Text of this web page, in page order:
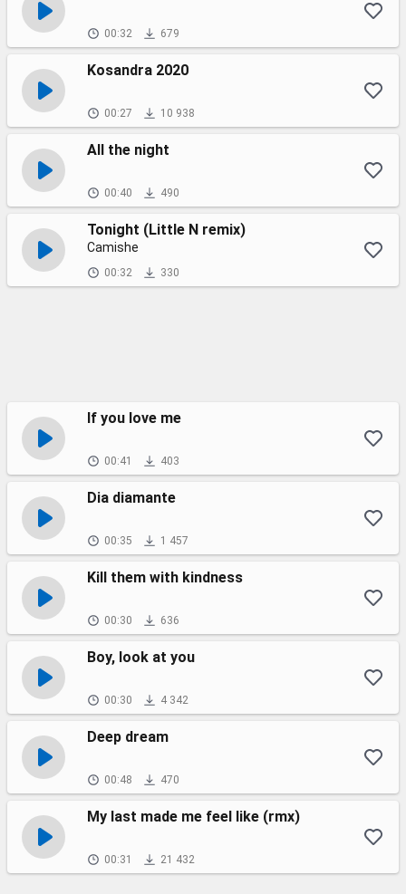
00:32 679
Kosandra 2020
00:27 10 938
All the night
00:40 490
Tonight (Little N remix)
Camishe
00:32 330
If you love me
00:41 403
Dia diamante
00:35 1 457
Kill them with kindness
00:30 636
Boy, look at you
00:30 4 342
Deep dream
00:48 470
My last made me feel like (rmx)
00:31 21 432